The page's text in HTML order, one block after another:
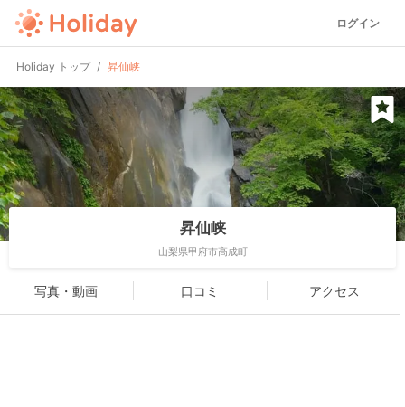
ログイン
Holiday トップ 昇仙峡
昇仙峡
山梨県甲府市高成町
写真・動画 口コミ アクセス